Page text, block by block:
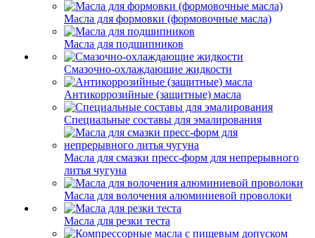
Масла для формовки (формовочные масла)
Масла для подшипников
Смазочно-охлаждающие жидкости
Антикоррозийные (защитные) масла
Специальные составы для эмалирования
Масла для смазки пресс-форм для непрерывного
литья чугуна
Масла для волочения алюминиевой проволоки
Масла для резки теста